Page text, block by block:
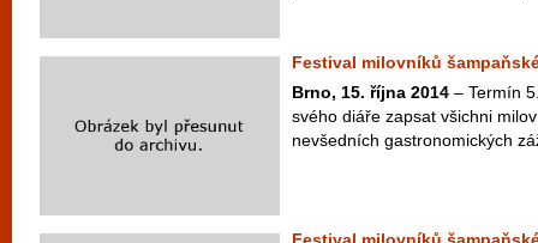
Festival milovníků
Brno, 15. října 2014 – Termín
svého diáře zapsat všichni
nevšedních gastronomických